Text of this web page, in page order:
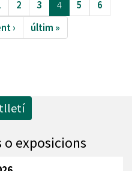
2 3 4 5
6
› últim »
exposicions